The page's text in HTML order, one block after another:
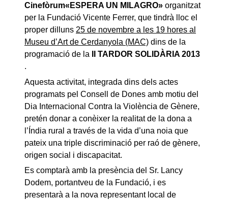
Cinefòrum«ESPERA UN MILAGRO» organitzat
per la Fundació Vicente Ferrer, que tindrà lloc el
proper dilluns 25 de novembre a les 19 hores al
Museu d’Art de Cerdanyola (MAC) dins de la
programació de la
II TARDOR SOLIDÀRIA 2013
.
Aquesta activitat, integrada dins dels actes
programats pel Consell de Dones amb motiu del
Dia Internacional Contra la Violència de Gènere,
pretén donar a conèixer la realitat de la dona a
l’Índia rural a través de la vida d’una noia que
pateix una triple discriminació per raó de gènere,
origen social i discapacitat.
Es comptarà amb la presència del Sr. Lancy
Dodem, portantveu de la Fundació, i es
presentarà a la nova representant local de